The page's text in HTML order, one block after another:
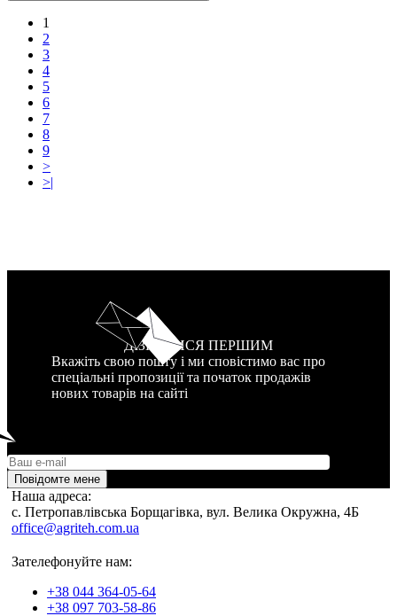
1
2
3
4
5
6
7
8
9
>
>|
ДІЗНАТИСЯ ПЕРШИМ
Вкажіть свою пошту і ми сповістимо вас про
спеціальні пропозиції та початок продажів
нових товарів на сайті
Повідомте мене
Наша адреса:
c. Петропавлівська Борщагівка, вул. Велика Окружна, 4Б
office@agriteh.com.ua
Зателефонуйте нам:
+38 044 364-05-64
+38 097 703-58-86